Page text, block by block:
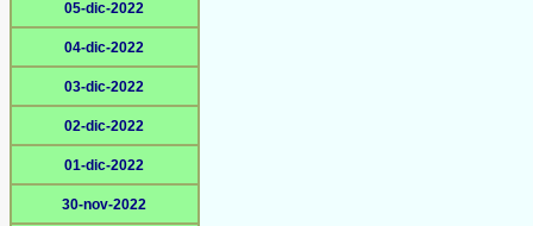
05-dic-2022
04-dic-2022
03-dic-2022
02-dic-2022
01-dic-2022
30-nov-2022